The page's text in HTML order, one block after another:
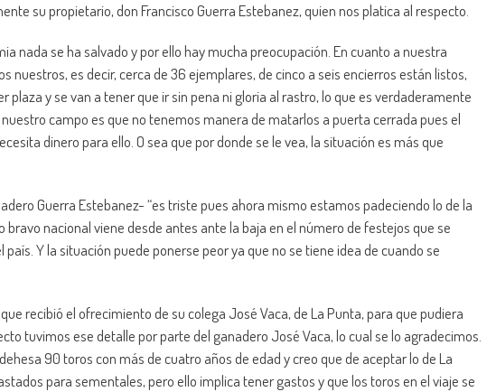
su propietario, don Francisco Guerra Estebanez, quien nos platica al respecto.
nada se ha salvado y por ello hay mucha preocupación. En cuanto a nuestra
nuestros, es decir, cerca de 36 ejemplares, de cinco a seis encierros están listos,
plaza y se van a tener que ir sin pena ni gloria al rastro, lo que es verdaderamente
campo es que no tenemos manera de matarlos a puerta cerrada pues el
dinero para ello. O sea que por donde se le vea, la situación es más que
Guerra Estebanez- “es triste pues ahora mismo estamos padeciendo lo de la
nacional viene desde antes ante la baja en el número de festejos que se
Y la situación puede ponerse peor ya que no se tiene idea de cuando se
recibió el ofrecimiento de su colega José Vaca, de La Punta, para que pudiera
tuvimos ese detalle por parte del ganadero José Vaca, lo cual se lo agradecimos.
90 toros con más de cuatro años de edad y creo que de aceptar lo de La
para sementales, pero ello implica tener gastos y que los toros en el viaje se